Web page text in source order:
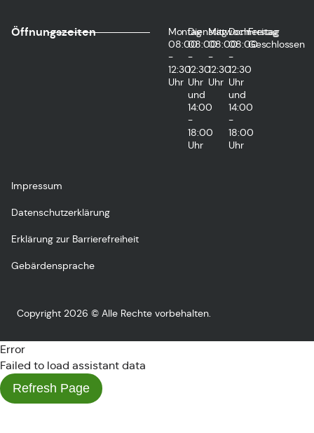
Öffnungszeiten
Montag
08:00
-
12:30
Uhr
Dienstag
08:00
-
12:30
Uhr
und
14:00
-
18:00
Uhr
Mittwoch
08:00
-
12:30
Uhr
Donnerstag
08:00
-
12:30
Uhr
und
14:00
-
18:00
Uhr
Freitag
Geschlossen
Impressum
Datenschutzerklärung
Erklärung zur Barrierefreiheit
Gebärdensprache
Copyright 2026 © Alle Rechte vorbehalten.
Error
Failed to load assistant data
Refresh Page